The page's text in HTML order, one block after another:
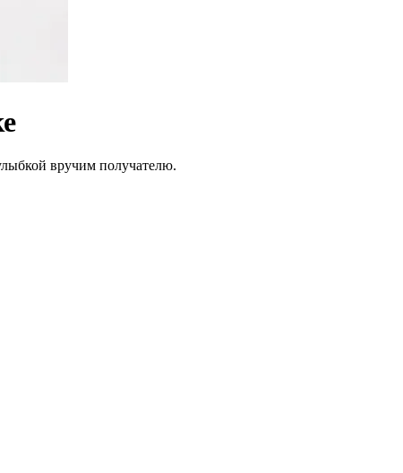
вручим получателю.